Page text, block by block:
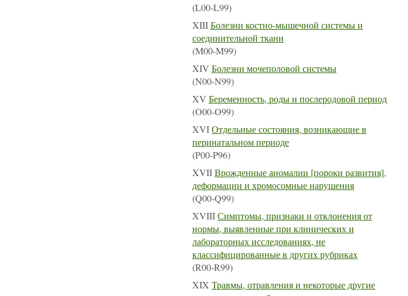
(L00-L99)
XIIIБолезни костно-мышечной системы и
соединительной ткани
(M00-M99)
XIV Болезни мочеполовой системы
(N00-N99)
XV Беременность, роды и послеродовой период
(O00-O99)
XVIОтдельные состояния, возникающие в
перинатальном периоде
(P00-P96)
XVIIВрожденные аномалии [пороки развития],
деформации и хромосомные нарушения
(Q00-Q99)
XVIIIСимптомы, признаки и отклонения от
нормы, выявленные при клинических и
лабораторных исследованиях, не
классифицированные в других рубриках
(R00-R99)
XIX Травмы, отравления и некоторые другие